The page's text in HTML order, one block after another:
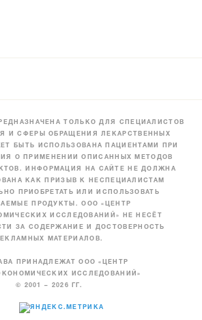
ТОЛЬКО ДЛЯ СПЕЦИАЛИСТОВ
И СФЕРЫ ОБРАЩЕНИЯ ЛЕКАРСТВЕННЫХ
БЫТЬ ИСПОЛЬЗОВАНА ПАЦИЕНТАМИ ПРИ
О ПРИМЕНЕНИИ ОПИСАННЫХ МЕТОДОВ
ИНФОРМАЦИЯ НА САЙТЕ НЕ ДОЛЖНА
КАК ПРИЗЫВ К НЕСПЕЦИАЛИСТАМ
ПРИОБРЕТАТЬ ИЛИ ИСПОЛЬЗОВАТЬ
ПРОДУКТЫ. ООО «ЦЕНТР
ИССЛЕДОВАНИЙ» НЕ НЕСЁТ
ЗА СОДЕРЖАНИЕ И ДОСТОВЕРНОСТЬ
МАТЕРИАЛОВ.
ПРИНАДЛЕЖАТ ООО «ЦЕНТР
ИССЛЕДОВАНИЙ»
© 2001 – 2026 ГГ.